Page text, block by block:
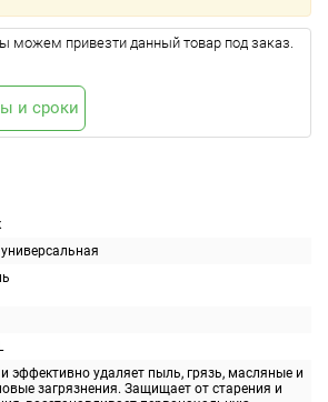
эффективно удаляет пыль, грязь, масляные и
загрязнения. Защищает от старения и
можем привезти данный товар под заказ.
и сроки